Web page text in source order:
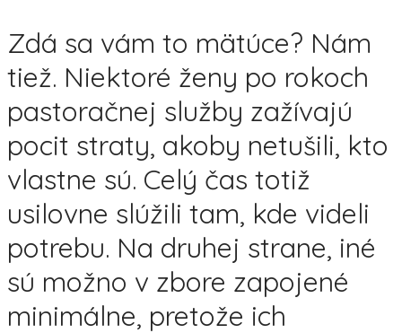
Zdá sa vám to mätúce? Nám
tiež. Niektoré ženy po rokoch
pastoračnej služby zažívajú
pocit straty, akoby netušili, kto
vlastne sú. Celý čas totiž
usilovne slúžili tam, kde videli
potrebu. Na druhej strane, iné
sú možno v zbore zapojené
minimálne, pretože ich